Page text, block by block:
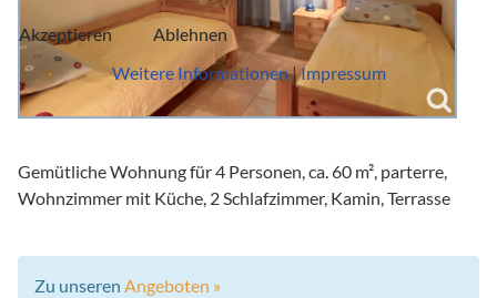
Gemütliche Wohnung für 4 Personen, ca. 60 m², parterre,
Wohnzimmer mit Küche, 2 Schlafzimmer, Kamin, Terrasse
Zu unseren Angeboten »
Akzeptieren
Ablehnen
Weitere Informationen|Impressum